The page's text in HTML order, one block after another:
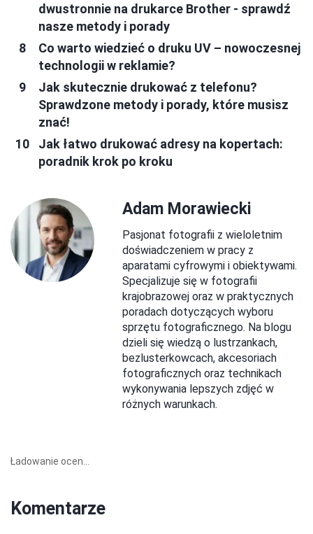
dwustronnie na drukarce Brother - sprawdź
nasze metody i porady
Co warto wiedzieć o druku UV – nowoczesnej
technologii w reklamie?
Jak skutecznie drukować z telefonu?
Sprawdzone metody i porady, które musisz
znać!
Jak łatwo drukować adresy na kopertach:
poradnik krok po kroku
Adam Morawiecki
Pasjonat fotografii z wieloletnim
doświadczeniem w pracy z
aparatami cyfrowymi i obiektywami.
Specjalizuje się w fotografii
krajobrazowej oraz w praktycznych
poradach dotyczących wyboru
sprzętu fotograficznego. Na blogu
dzieli się wiedzą o lustrzankach,
bezlusterkowcach, akcesoriach
fotograficznych oraz technikach
wykonywania lepszych zdjęć w
różnych warunkach.
Ładowanie ocen...
Komentarze